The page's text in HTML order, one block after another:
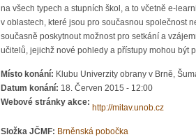
na všech typech a stupních škol, a to včetně e-
v oblastech, které jsou pro současnou společnost
současně poskytnout možnost pro setkání a
učitelů, jejichž nové pohledy a přístupy mohou být
Místo konání: Klubu Univerzity obrany v Brně,
Datum konání: 18. Červen 2015 - 12:00
Webové stránky akce:
http://mitav.unob.cz
Složka JČMF: Brněnská pobočka